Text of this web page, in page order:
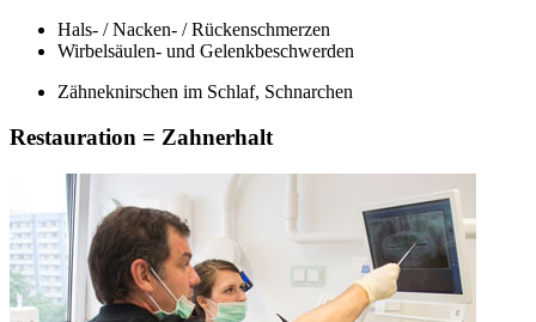
Hals- / Nacken- / Rückenschmerzen
Wirbelsäulen- und Gelenkbeschwerden
Zähneknirschen im Schlaf, Schnarchen
Restauration = Zahnerhalt